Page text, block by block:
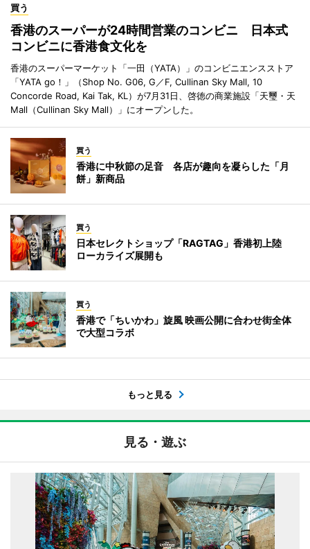
買う
香港のスーパーが24時間営業のコンビニ 日本式
コンビニに香港食文化を
香港のスーパーマーケット「一田（YATA）」のコンビニエンスストア
「YATA go！」（Shop No. G06, G／F, Cullinan Sky Mall, 10
Concorde Road, Kai Tak, KL）が7月31日、啓徳の商業施設「天璽・天
Mall（Cullinan Sky Mall）」にオープンした。
買う
香港に中秋節の足音 各店が趣向を凝らした「月
餅」新商品
買う
日本セレクトショップ「RAGTAG」香港初上陸
ローカライズ展開も
買う
香港で「ちいかわ」旋風 映画公開に合わせ街全体
で大型コラボ
もっと見る
見る・遊ぶ